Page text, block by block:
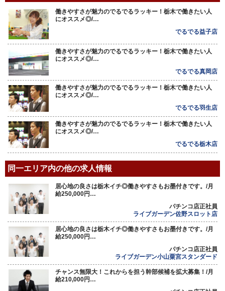
働きやすさが魅力のでるでるラッキー！栃木で働きたい人
にオススメ◎/…
でるでる益子店
働きやすさが魅力のでるでるラッキー！栃木で働きたい人
にオススメ◎/…
でるでる真岡店
働きやすさが魅力のでるでるラッキー！栃木で働きたい人
にオススメ◎/…
でるでる羽生店
働きやすさが魅力のでるでるラッキー！栃木で働きたい人
にオススメ◎/…
でるでる栃木店
同一エリア内の他の求人情報
居心地の良さは栃木イチ◎働きやすさもお墨付きです。/月
給250,000円…
パチンコ店正社員
ライブガーデン佐野スロット店
居心地の良さは栃木イチ◎働きやすさもお墨付きです。/月
給250,000円…
パチンコ店正社員
ライブガーデン小山粟宮スタンダード
チャンス無限大！これからを担う幹部候補を拡大募集！/月
給210,000円…